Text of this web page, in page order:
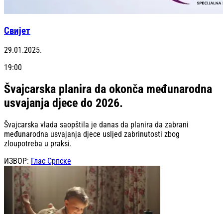
Свијет
29.01.2025.
19:00
Švajcarska planira da okonča međunarodna
usvajanja djece do 2026.
Švajcarska vlada saopštila je danas da planira da zabrani
međunarodna usvajanja djece usljed zabrinutosti zbog
zloupotreba u praksi.
ИЗВОР: Глас Српске